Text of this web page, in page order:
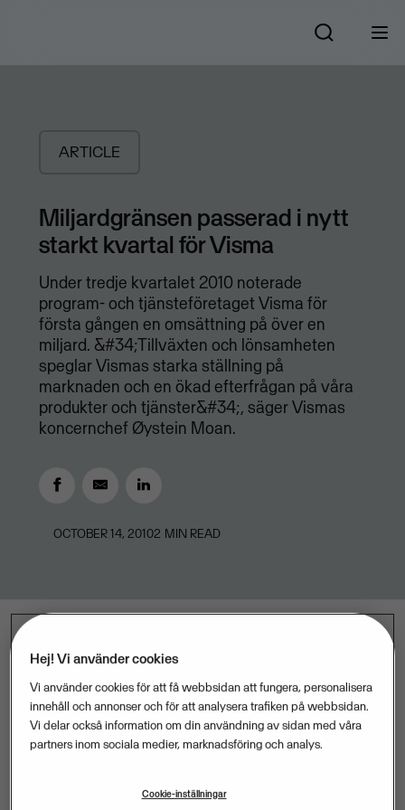
ARTICLE
Miljardgränsen passerad i nytt
starkt kvartal för Visma
Under tredje kvartalet 2010 noterade
program- och tjänsteföretaget Visma för
första gången en omsättning på över en
miljard. &#34;Tillväxten och lönsamheten
speglar Vismas starka ställning på
marknaden och en ökad efterfrågan på våra
produkter och tjänster&#34;, säger Vismas
koncernchef Øystein Moan.
OCTOBER 14, 20102 MIN READ
Visma fortsätter sin positiva utveckling och levererar
ännu ett starkt kvartalsresultat. Under tredje
kvartalet 2010 passerades dessutom en ny milstolpe
i och med att omsättningen för första gången blev
Hej! Vi använder cookies
Vi använder cookies för att få webbsidan att fungera, personalisera
innehåll och annonser och för att analysera trafiken på webbsidan.
Vi delar också information om din användning av sidan med våra
partners inom sociala medier, marknadsföring och analys.
Cookie-inställningar